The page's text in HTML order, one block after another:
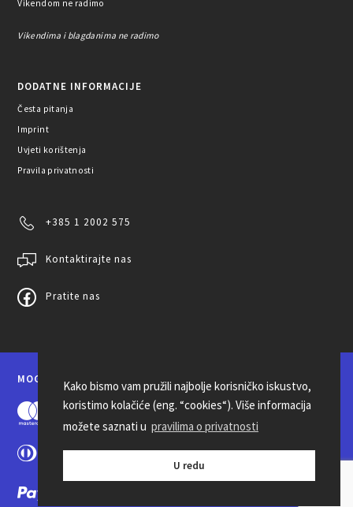
Kako bismo vam pružili najbolje korisničko iskustvo,
koristimo kolačiće (eng. “cookies“). Više informacija
možete saznati u pravilima o privatnosti
U redu
Vikendom ne radimo
Vikendima i blagdanima ne radimo
DODATNE INFORMACIJE
Česta pitanja
Imprint
Uvjeti korištenja
Pravila privatnosti
+385 1 2002 575
Kontaktirajte nas
Pratite nas
MOGUĆNOSTI PLAĆANJA